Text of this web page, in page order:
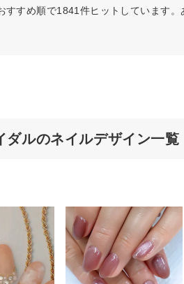
すめ順で1841件ヒットしています。
ダルのネイルデザイン一覧